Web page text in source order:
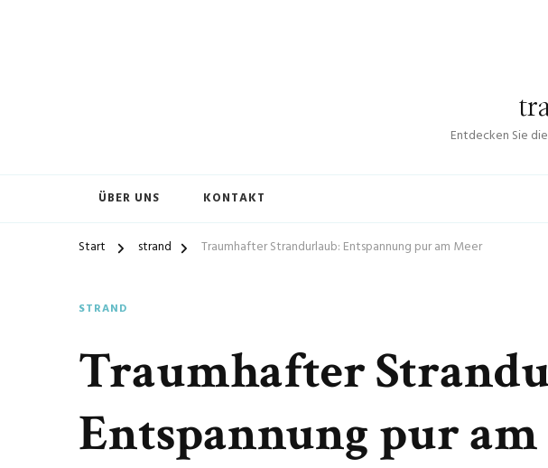
Entdecken Sie
ÜBER UNS KONTAKT
Start strand Traumhafter Strandurlaub: Entspannung pur am Meer
STRAND
Traumhafter
Entspannung pur